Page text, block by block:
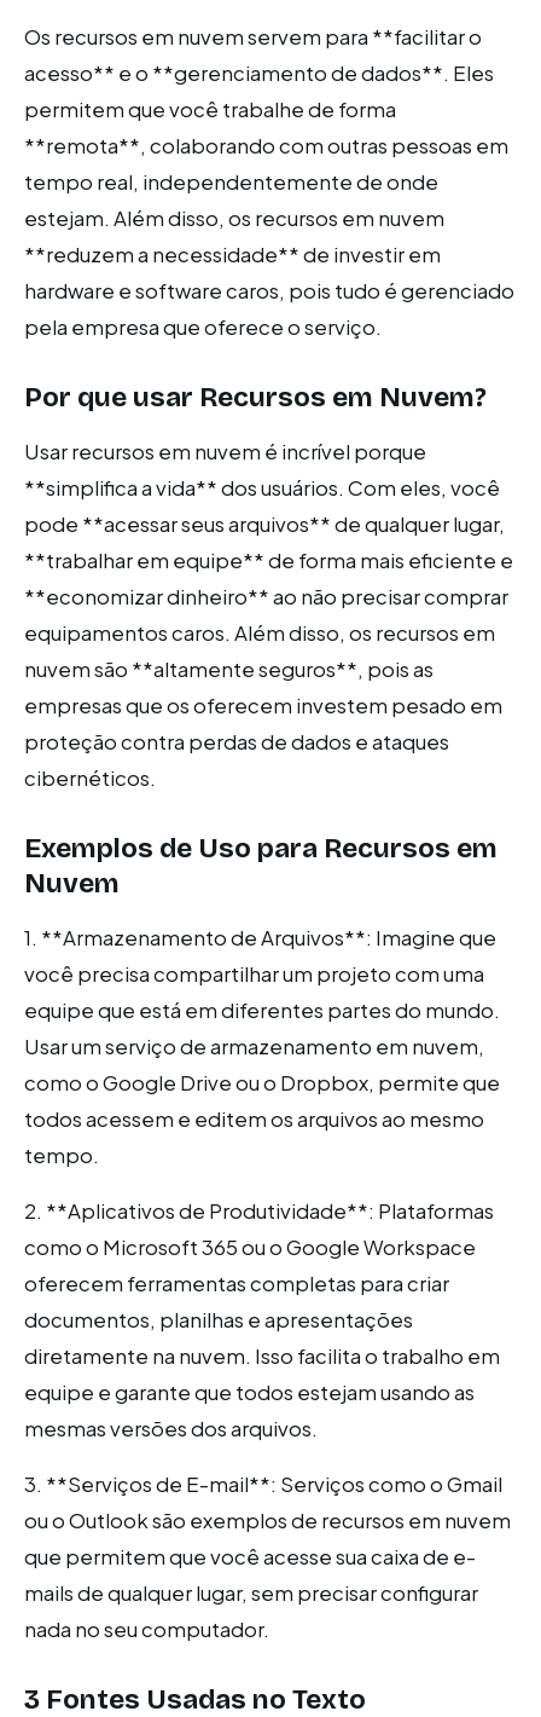
Os recursos em nuvem servem para **facilitar o
acesso** e o **gerenciamento de dados**. Eles
permitem que você trabalhe de forma
**remota**, colaborando com outras pessoas em
tempo real, independentemente de onde
estejam. Além disso, os recursos em nuvem
**reduzem a necessidade** de investir em
hardware e software caros, pois tudo é gerenciado
pela empresa que oferece o serviço.
Por que usar Recursos em Nuvem?
Usar recursos em nuvem é incrível porque
**simplifica a vida** dos usuários. Com eles, você
pode **acessar seus arquivos** de qualquer lugar,
**trabalhar em equipe** de forma mais eficiente e
**economizar dinheiro** ao não precisar comprar
equipamentos caros. Além disso, os recursos em
nuvem são **altamente seguros**, pois as
empresas que os oferecem investem pesado em
proteção contra perdas de dados e ataques
cibernéticos.
Exemplos de Uso para Recursos em
Nuvem
1. **Armazenamento de Arquivos**: Imagine que
você precisa compartilhar um projeto com uma
equipe que está em diferentes partes do mundo.
Usar um serviço de armazenamento em nuvem,
como o Google Drive ou o Dropbox, permite que
todos acessem e editem os arquivos ao mesmo
tempo.
2. **Aplicativos de Produtividade**: Plataformas
como o Microsoft 365 ou o Google Workspace
oferecem ferramentas completas para criar
documentos, planilhas e apresentações
diretamente na nuvem. Isso facilita o trabalho em
equipe e garante que todos estejam usando as
mesmas versões dos arquivos.
3. **Serviços de E-mail**: Serviços como o Gmail
ou o Outlook são exemplos de recursos em nuvem
que permitem que você acesse sua caixa de e-
mails de qualquer lugar, sem precisar configurar
nada no seu computador.
3 Fontes Usadas no Texto